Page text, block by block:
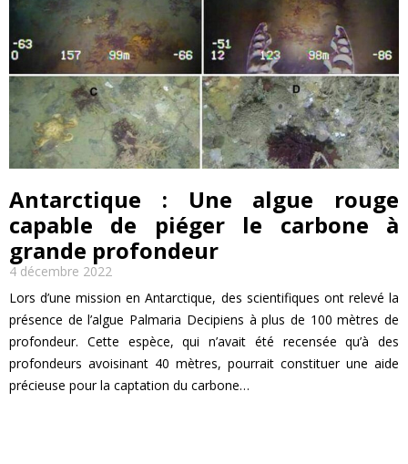
Antarctique : Une algue rouge
capable de piéger le carbone à
grande profondeur
4 décembre 2022
Lors d’une mission en Antarctique, des scientifiques ont relevé la
présence de l’algue Palmaria Decipiens à plus de 100 mètres de
profondeur. Cette espèce, qui n’avait été recensée qu’à des
profondeurs avoisinant 40 mètres, pourrait constituer une aide
précieuse pour la captation du carbone…